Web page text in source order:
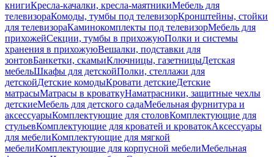
книгиКресла-качалки, кресла-маятникиМебель для
телевизораКомоды, тумбы под телевизорКронштейны, стойки
для телевизораКаминокомплекты под телевизорМебель для
прихожейСекции, тумбы в прихожуюПолки и системы
хранения в прихожуюВешалки, подставки для
зонтовБанкетки, скамьиКлючницы, газетницыДетская
мебельШкафы для детскойПолки, стеллажи для
детскойДетские комодыКровати детскиеДетские
матрасыМатрасы в кроваткуНаматрасники, защитные чехлы
детскиеМебель для детского садаМебельная фурнитура и
аксессуарыКомплектующие для столовКомплектующие для
стульевКомплектующие для кроватей и кроватокАксессуары
для мебелиКомплектующие для мягкой
мебелиКомплектующие для корпусной мебелиМебельная